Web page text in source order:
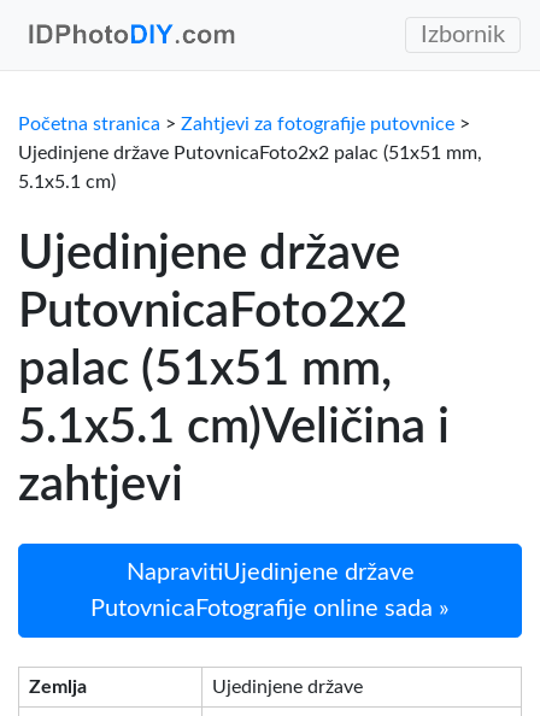
Izbornik
Početna stranica > Zahtjevi za fotografije putovnice >
Ujedinjene države PutovnicaFoto2x2 palac (51x51 mm,
5.1x5.1 cm)
Ujedinjene države
PutovnicaFoto2x2
palac (51x51 mm,
5.1x5.1 cm)Veličina i
zahtjevi
NapravitiUjedinjene države
PutovnicaFotografije online sada »
Zemlja Ujedinjene države